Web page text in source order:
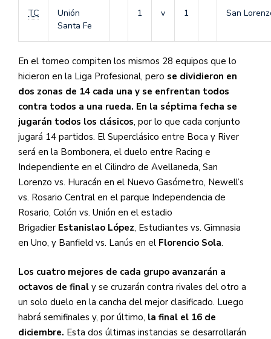
TC
Unión
Santa Fe
1 v 1 San
En el torneo compiten los mismos 28 equipos que lo
hicieron en la Liga Profesional, pero se dividieron en
dos zonas de 14 cada una y se enfrentan todos
contra todos a una rueda. En la séptima fecha se
jugarán todos los clásicos, por lo que cada conjunto
jugará 14 partidos. El Superclásico entre Boca y River
será en la Bombonera, el duelo entre Racing e
Independiente en el Cilindro de Avellaneda, San
Lorenzo vs. Huracán en el Nuevo Gasómetro, Newell’s
vs. Rosario Central en el parque Independencia de
Rosario, Colón vs. Unión en el estadio
Brigadier Estanislao López, Estudiantes vs. Gimnasia
en Uno, y Banfield vs. Lanús en el Florencio Sola.
Los cuatro mejores de cada grupo avanzarán a
octavos de final y se cruzarán contra rivales del otro a
un solo duelo en la cancha del mejor clasificado. Luego
habrá semifinales y, por último, la final el 16 de
diciembre. Esta dos últimas instancias se desarrollarán